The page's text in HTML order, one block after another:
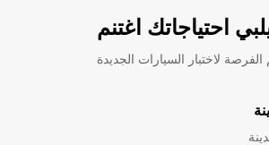
احتياجاتك اغتنم
الفرصة لاختبار السيارات الجديدة